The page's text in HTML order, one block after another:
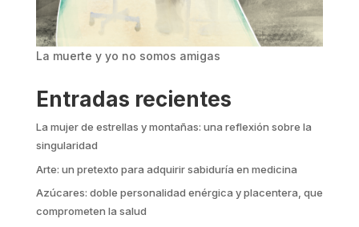
La muerte y yo no somos amigas
Entradas recientes
La mujer de estrellas y montañas: una reflexión sobre la
singularidad
Arte: un pretexto para adquirir sabiduría en medicina
Azúcares: doble personalidad enérgica y placentera, que
comprometen la salud